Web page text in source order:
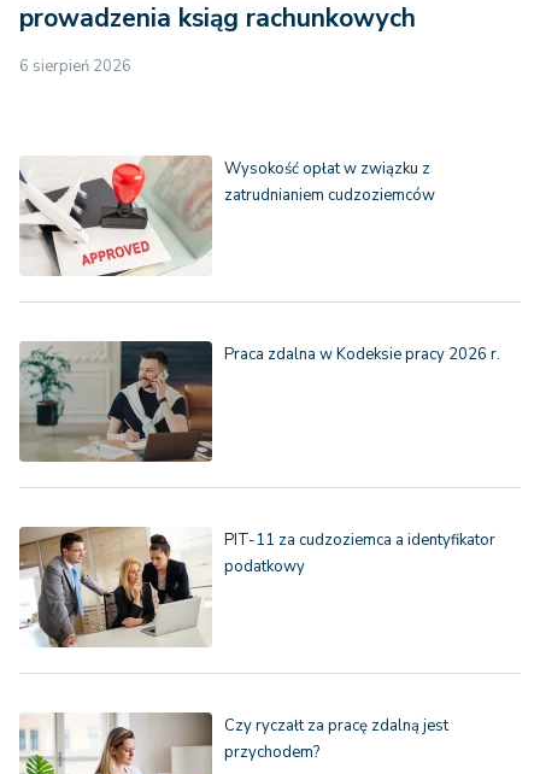
prowadzenia ksiąg rachunkowych
6 sierpień 2026
Wysokość opłat w związku z
zatrudnianiem cudzoziemców
Praca zdalna w Kodeksie pracy 2026 r.
PIT-11 za cudzoziemca a identyfikator
podatkowy
Czy ryczałt za pracę zdalną jest
przychodem?